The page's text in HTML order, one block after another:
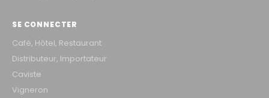
SE CONNECTER
Café, Hôtel, Restaurant
Distributeur, Importateur
Caviste
Vigneron